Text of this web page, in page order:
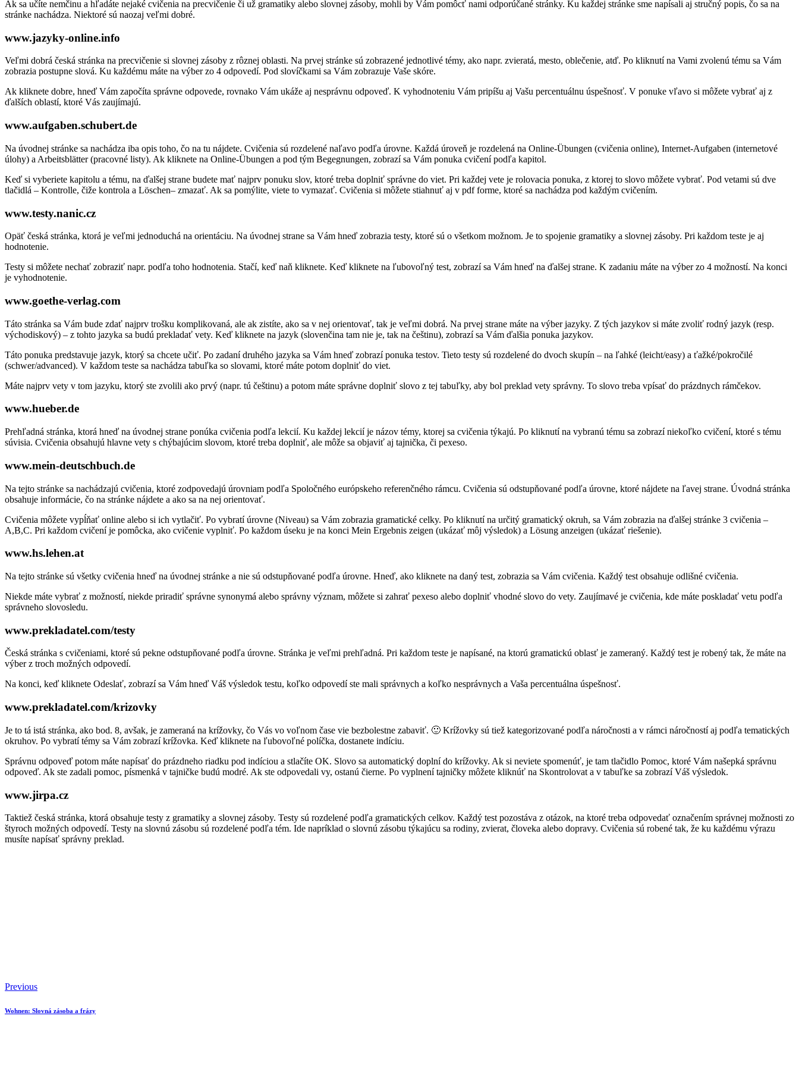
Ak sa učíte nemčinu a hľadáte nejaké cvičenia na precvičenie či už gramatiky alebo slovnej zásoby, mohli by Vám pomôcť nami odporúčané stránky. Ku každej stránke sme napísali aj stručný popis, čo sa na
stránke nachádza. Niektoré sú naozaj veľmi dobré.
www.jazyky-online.info
Veľmi dobrá česká stránka na precvičenie si slovnej zásoby z rôznej oblasti. Na prvej stránke sú zobrazené jednotlivé témy, ako napr. zvieratá, mesto, oblečenie, atď. Po kliknutí na Vami zvolenú tému sa Vám
zobrazia postupne slová. Ku každému máte na výber zo 4 odpovedí. Pod slovíčkami sa Vám zobrazuje Vaše skóre.
Ak kliknete dobre, hneď Vám započíta správne odpovede, rovnako Vám ukáže aj nesprávnu odpoveď. K vyhodnoteniu Vám pripíšu aj Vašu percentuálnu úspešnosť. V ponuke vľavo si môžete vybrať aj z
ďalších oblastí, ktoré Vás zaujímajú.
www.aufgaben.schubert.de
Na úvodnej stránke sa nachádza iba opis toho, čo na tu nájdete. Cvičenia sú rozdelené naľavo podľa úrovne. Každá úroveň je rozdelená na Online-Übungen (cvičenia online), Internet-Aufgaben (internetové
úlohy) a Arbeitsblätter (pracovné listy). Ak kliknete na Online-Übungen a pod tým Begegnungen, zobrazí sa Vám ponuka cvičení podľa kapitol.
Keď si vyberiete kapitolu a tému, na ďalšej strane budete mať najprv ponuku slov, ktoré treba doplniť správne do viet. Pri každej vete je rolovacia ponuka, z ktorej to slovo môžete vybrať. Pod vetami sú dve
tlačidlá – Kontrolle, čiže kontrola a Löschen– zmazať. Ak sa pomýlite, viete to vymazať. Cvičenia si môžete stiahnuť aj v pdf forme, ktoré sa nachádza pod každým cvičením.
www.testy.nanic.cz
Opäť česká stránka, ktorá je veľmi jednoduchá na orientáciu. Na úvodnej strane sa Vám hneď zobrazia testy, ktoré sú o všetkom možnom. Je to spojenie gramatiky a slovnej zásoby. Pri každom teste je aj
hodnotenie.
Testy si môžete nechať zobraziť napr. podľa toho hodnotenia. Stačí, keď naň kliknete. Keď kliknete na ľubovoľný test, zobrazí sa Vám hneď na ďalšej strane. K zadaniu máte na výber zo 4 možností. Na konci
je vyhodnotenie.
www.goethe-verlag.com
Táto stránka sa Vám bude zdať najprv trošku komplikovaná, ale ak zistíte, ako sa v nej orientovať, tak je veľmi dobrá. Na prvej strane máte na výber jazyky. Z tých jazykov si máte zvoliť rodný jazyk (resp.
východiskový) – z tohto jazyka sa budú prekladať vety. Keď kliknete na jazyk (slovenčina tam nie je, tak na češtinu), zobrazí sa Vám ďalšia ponuka jazykov.
Táto ponuka predstavuje jazyk, ktorý sa chcete učiť. Po zadaní druhého jazyka sa Vám hneď zobrazí ponuka testov. Tieto testy sú rozdelené do dvoch skupín – na ľahké (leicht/easy) a ťažké/pokročilé
(schwer/advanced). V každom teste sa nachádza tabuľka so slovami, ktoré máte potom doplniť do viet.
Máte najprv vety v tom jazyku, ktorý ste zvolili ako prvý (napr. tú češtinu) a potom máte správne doplniť slovo z tej tabuľky, aby bol preklad vety správny. To slovo treba vpísať do prázdnych rámčekov.
www.hueber.de
Prehľadná stránka, ktorá hneď na úvodnej strane ponúka cvičenia podľa lekcií. Ku každej lekcií je názov témy, ktorej sa cvičenia týkajú. Po kliknutí na vybranú tému sa zobrazí niekoľko cvičení, ktoré s tému
súvisia. Cvičenia obsahujú hlavne vety s chýbajúcim slovom, ktoré treba doplniť, ale môže sa objaviť aj tajnička, či pexeso.
www.mein-deutschbuch.de
Na tejto stránke sa nachádzajú cvičenia, ktoré zodpovedajú úrovniam podľa Spoločného európskeho referenčného rámcu. Cvičenia sú odstupňované podľa úrovne, ktoré nájdete na ľavej strane. Úvodná stránka
obsahuje informácie, čo na stránke nájdete a ako sa na nej orientovať.
Cvičenia môžete vypĺňať online alebo si ich vytlačiť. Po vybratí úrovne (Niveau) sa Vám zobrazia gramatické celky. Po kliknutí na určitý gramatický okruh, sa Vám zobrazia na ďalšej stránke 3 cvičenia –
A,B,C. Pri každom cvičení je pomôcka, ako cvičenie vyplniť. Po každom úseku je na konci Mein Ergebnis zeigen (ukázať môj výsledok) a Lösung anzeigen (ukázať riešenie).
www.hs.lehen.at
Na tejto stránke sú všetky cvičenia hneď na úvodnej stránke a nie sú odstupňované podľa úrovne. Hneď, ako kliknete na daný test, zobrazia sa Vám cvičenia. Každý test obsahuje odlišné cvičenia.
Niekde máte vybrať z možností, niekde priradiť správne synonymá alebo správny význam, môžete si zahrať pexeso alebo doplniť vhodné slovo do vety. Zaujímavé je cvičenia, kde máte poskladať vetu podľa
správneho slovosledu.
www.prekladatel.com/testy
Česká stránka s cvičeniami, ktoré sú pekne odstupňované podľa úrovne. Stránka je veľmi prehľadná. Pri každom teste je napísané, na ktorú gramatickú oblasť je zameraný. Každý test je robený tak, že máte na
výber z troch možných odpovedí.
Na konci, keď kliknete Odeslať, zobrazí sa Vám hneď Váš výsledok testu, koľko odpovedí ste mali správnych a koľko nesprávnych a Vaša percentuálna úspešnosť.
www.prekladatel.com/krizovky
Je to tá istá stránka, ako bod. 8, avšak, je zameraná na krížovky, čo Vás vo voľnom čase vie bezbolestne zabaviť. 🙂 Krížovky sú tiež kategorizované podľa náročnosti a v rámci náročností aj podľa tematických
okruhov. Po vybratí témy sa Vám zobrazí krížovka. Keď kliknete na ľubovoľné políčka, dostanete indíciu.
Správnu odpoveď potom máte napísať do prázdneho riadku pod indíciou a stlačíte OK. Slovo sa automatický doplní do krížovky. Ak si neviete spomenúť, je tam tlačidlo Pomoc, ktoré Vám našepká správnu
odpoveď. Ak ste zadali pomoc, písmenká v tajničke budú modré. Ak ste odpovedali vy, ostanú čierne. Po vyplnení tajničky môžete kliknúť na Skontrolovat a v tabuľke sa zobrazí Váš výsledok.
www.jirpa.cz
Taktiež česká stránka, ktorá obsahuje testy z gramatiky a slovnej zásoby. Testy sú rozdelené podľa gramatických celkov. Každý test pozostáva z otázok, na ktoré treba odpovedať označením správnej možnosti zo
štyroch možných odpovedí. Testy na slovnú zásobu sú rozdelené podľa tém. Ide napríklad o slovnú zásobu týkajúcu sa rodiny, zvierat, človeka alebo dopravy. Cvičenia sú robené tak, že ku každému výrazu
musíte napísať správny preklad.
Previous
Wohnen: Slovná zásoba a frázy